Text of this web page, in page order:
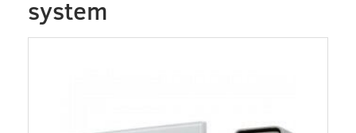
system